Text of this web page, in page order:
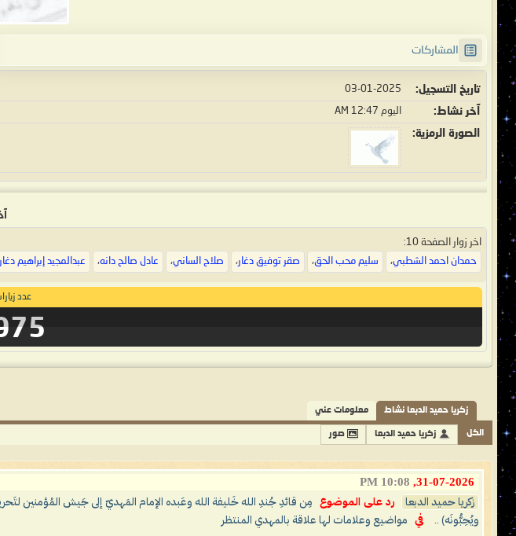
المشاركات
تاريخ التسجيل 03-01-2025
آخر نشاط اليوم 12:47 AM
الصورة الرمزية
اخر زوار الصفحة 10:
حمدان احمد الشطبي، سليم محب الحق، صقر توفيق دغار، صلاح الساني، عادل صالح دانه، عبدالمجيد إبراهيم دغار
عدد
زكريا حميد الدبعا نشاط معلومات عني
الكل زكريا حميد الدبعا صور
31-07-2026,
10:08 PM
زكريا حميد الدبعا رد على الموضوع
مِن قائدِ جُندِ الله خَليفة الله وعَبده الإمام المَهديّ إلى جَيش المُؤمنين
ويُحِبُّونَه) ..
في مواضيع وعلامات لها علاقة بالمهدي المنتظر